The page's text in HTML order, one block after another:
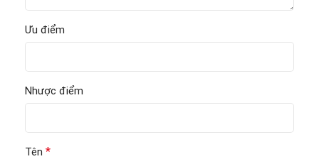
Ưu điểm
Nhược điểm
Tên *